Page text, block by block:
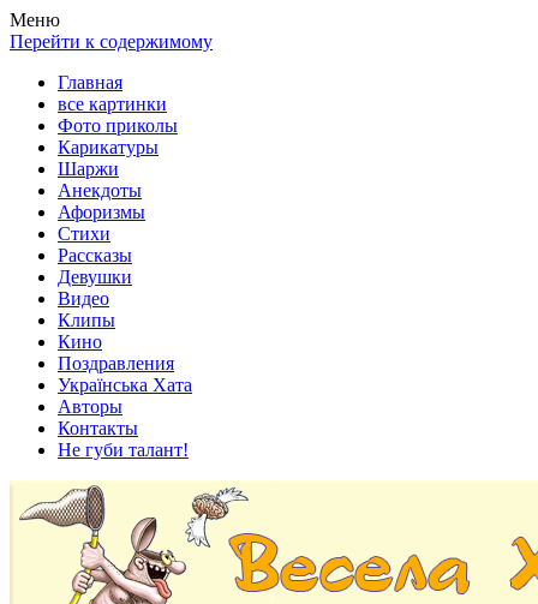
Весела хата — прикольные картинки, смешные истории,
клипы!
Покажем всем ваши фото приколы, карикатуры, шаржи, стихи,
рассказы, видео и песни!
Меню
Перейти к содержимому
Главная
все картинки
Фото приколы
Карикатуры
Шаржи
Анекдоты
Афоризмы
Стихи
Рассказы
Девушки
Видео
Клипы
Кино
Поздравления
Українська Хата
Авторы
Контакты
Не губи талант!